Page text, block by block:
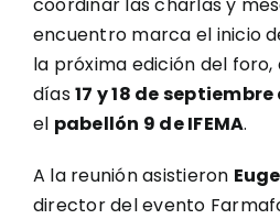
encuentro marca el inicio
la próxima edición del
días17 y 18 de septiembre
el pabellón 9 de IFEMA.
A la reunión asistieron
director del evento